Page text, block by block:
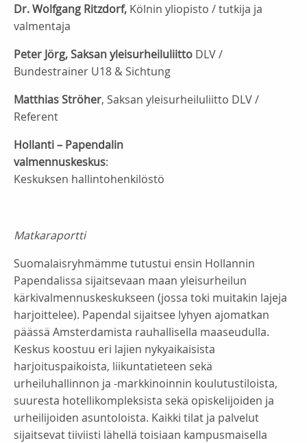
Dr. Wolfgang Ritzdorf, Kölnin yliopisto / tutkija ja
valmentaja
Peter Jörg, Saksan yleisurheiluliitto DLV /
Bundestrainer U18 & Sichtung
Matthias Ströher, Saksan yleisurheiluliitto DLV /
Referent
Hollanti – Papendalin
valmennuskeskus:
Keskuksen hallintohenkilöstö
Matkaraportti
Suomalaisryhmämme tutustui ensin Hollannin
Papendalissa sijaitsevaan maan yleisurheilun
kärkivalmennuskeskukseen (jossa toki muitakin lajeja
harjoittelee). Papendal sijaitsee lyhyen ajomatkan
päässä Amsterdamista rauhallisella maaseudulla.
Keskus koostuu eri lajien nykyaikaisista
harjoituspaikoista, liikuntatieteen sekä
urheiluhallinnon ja -markkinoinnin koulutustiloista,
suuresta hotellikompleksista sekä opiskelijoiden ja
urheilijoiden asuntoloista. Kaikki tilat ja palvelut
sijaitsevat tiiviisti lähellä toisiaan kampusmaisella